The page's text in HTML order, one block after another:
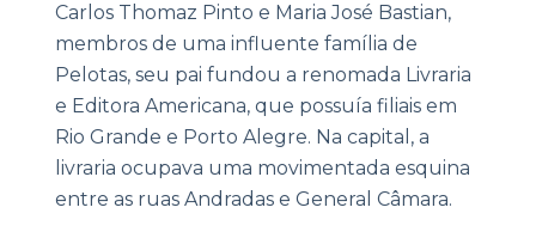
Carlos Thomaz Pinto e Maria José Bastian,
membros de uma influente família de
Pelotas, seu pai fundou a renomada Livraria
e Editora Americana, que possuía filiais em
Rio Grande e Porto Alegre. Na capital, a
livraria ocupava uma movimentada esquina
entre as ruas Andradas e General Câmara.